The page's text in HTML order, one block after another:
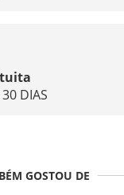
DIAS
GOSTOU DE